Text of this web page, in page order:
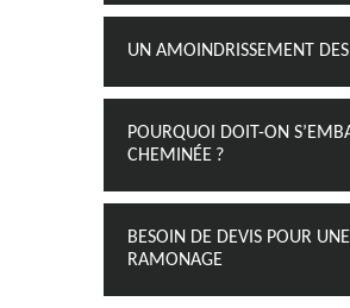
UN AMOINDRISSEMENT
POURQUOI DOIT-ON
CHEMINÉE ?
BESOIN DE DEVIS POUR
RAMONAGE